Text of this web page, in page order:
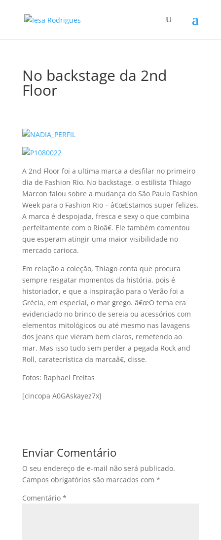
No backstage da 2nd
Floor
A 2nd Floor foi a ultima marca a desfilar no primeiro
dia de Fashion Rio. No backstage, o estilista Thiago
Marcon falou sobre a mudança do São Paulo Fashion
Week para o Fashion Rio – â€œEstamos super felizes.
A marca é despojada, fresca e sexy o que combina
perfeitamente com o Rioâ€. Ele também comentou
que esperam atingir uma maior visibilidade no
mercado carioca.
Em relação a coleção, Thiago conta que procura
sempre resgatar momentos da história, pois é
historiador, e que a inspiração para o Verão foi a
Grécia, em especial, o mar grego. â€œO tema era
evidenciado no brinco de sereia ou acessórios com
elementos mitológicos ou até mesmo nas lavagens
dos jeans que vieram bem claros, remetendo ao
mar. Mas isso tudo sem perder a pegada Rock and
Roll, caratecrí­stica da marcaâ€, disse.
Fotos: Raphael Freitas
[cincopa A0GAskayez7x]
Enviar Comentário
O seu endereço de e-mail não será publicado.
Campos obrigatórios são marcados com *
Comentário *